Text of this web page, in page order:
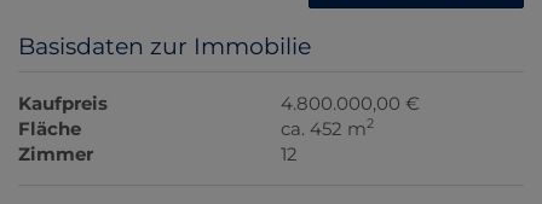
Basisdaten zur Immobilie
Kaufpreis
4.800.000,00 €
Fläche
ca. 452 m2
Zimmer 12